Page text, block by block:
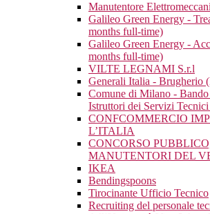
Manutentore
Galileo Green Energy -
months full-time)
Galileo Green Energy -
months full-time)
VILTE LEGNAMI S.r.l
Generali Italia - Brugherio
Comune di Milano -
Istruttori dei Servizi Tecnici
CONFCOMMERCIO
L’ITALIA
CONCORSO
MANUTENTORI DEL
IKEA
Bendingspoons
Tirocinante Ufficio Tecnico
Recruiting del personale